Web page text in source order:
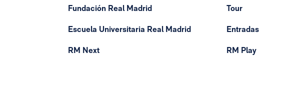
Fundación Real Madrid
Escuela Universitaria Real Madrid
RM Next
Tour
Entradas
RM Play